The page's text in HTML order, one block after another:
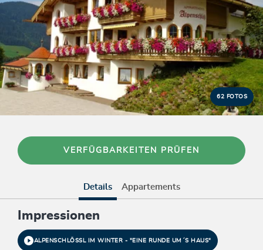
62 FOTOS
VERFÜGBARKEITEN PRÜFEN
Details Appartements
Impressionen
ALPENSCHLÖSSL IM WINTER - "EINE RUNDE UM´S HAUS"